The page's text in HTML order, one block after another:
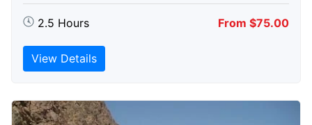
2.5 Hours From $75.00
View Details